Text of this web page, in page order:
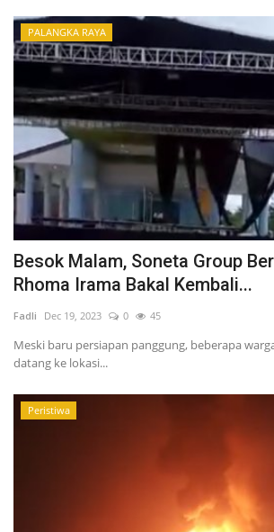
PALANGKA RAYA
Besok Malam, Soneta Group
Rhoma Irama Bakal Kembali...
Fadli Dec 19, 2023 0 45
Meski baru persiapan panggung, beberapa
datang ke lokasi...
Peristiwa